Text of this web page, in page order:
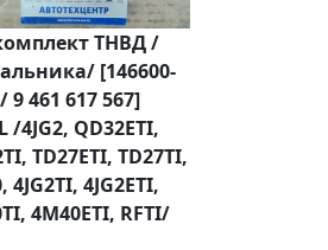
[106]
[1]
[1]
[1]
[107]
[43]
ТНВД /
[146600-
9 461 617 567]
/4JG2, QD32ETI,
TD27ETI, TD27TI,
4JG2TI, 4JG2ETI,
4M40ETI, RFTI/